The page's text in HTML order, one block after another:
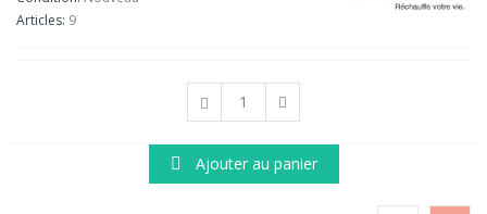
Articles: 9
Ajouter au panier